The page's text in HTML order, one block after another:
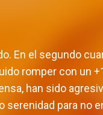
En el segundo
romper con un
han sido
para no